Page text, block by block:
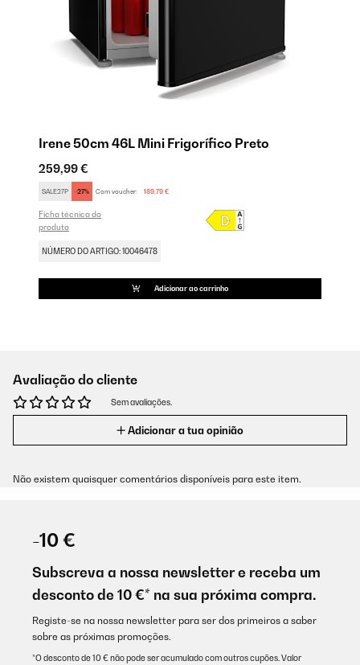
Irene 50cm 46L Mini Frigorífico Preto
259,99 €
SALE27P -27% Com voucher: 189,79 €
Ficha técnica do
produto
NÚMERO DO ARTIGO: 10046478
Adicionar ao carrinho
Avaliação do cliente
Sem avaliações.
Adicionar a tua opinião
Não existem quaisquer comentários disponíveis para este item.
-10 €
Subscreva a nossa newsletter e receba um
desconto de 10 €* na sua próxima compra.
Registe-se na nossa newsletter para ser dos primeiros a saber
sobre as próximas promoções.
*O desconto de 10 € não pode ser acumulado com outros cupões. Valor